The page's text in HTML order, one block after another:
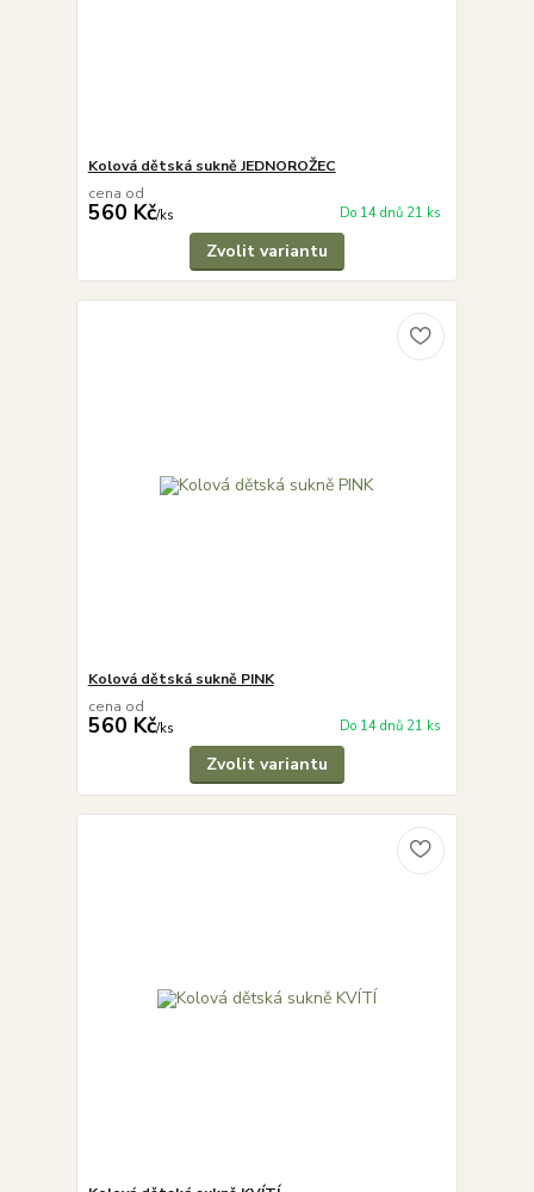
Kolová dětská sukně JEDNOROŽEC
cena od
560 Kč/ks Do 14 dnů 21 ks
Zvolit variantu
Kolová dětská sukně PINK
cena od
560 Kč/ks Do 14 dnů 21 ks
Zvolit variantu